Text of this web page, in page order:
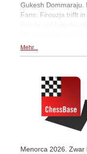
Gukesh Dommaraju.
Fans: Firouzja trifft
Mehr...
Menorca 2026. Zwar